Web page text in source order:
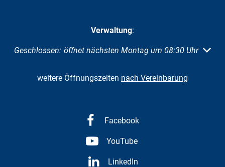
Verwaltung:
Klicken, um weitere Öffnungs- oder Schließzeiten
Geschlossen: öffnet nächsten Montag um 08:30 Uhr
weitere Öffnungszeiten nach Vereinbarung
Facebook
YouTube
LinkedIn